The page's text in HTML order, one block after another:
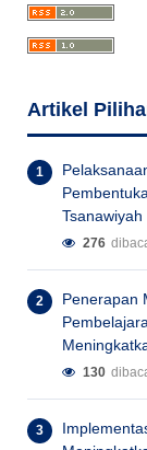
Artikel
Tsanawiyah
276
Penerapan
130